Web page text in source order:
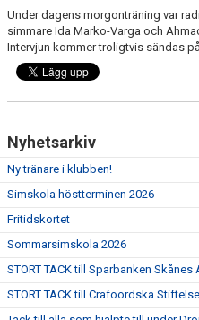
Under dagens morgonträning var
simmare Ida Marko-Varga och
Intervjun kommer troligtvis sändas
Nyhetsarkiv
Ny tränare i klubben!
Simskola höstterminen 2026
Fritidskortet
Sommarsimskola 2026
STORT TACK till Sparbanken
STORT TACK till Crafoordska